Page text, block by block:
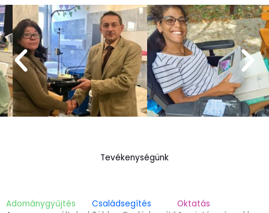
Tevékenységünk
Adománygyűjtés
Családsegítés
Oktatás